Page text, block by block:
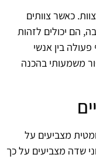
כאשר צוותים
הם יכולים לזהות
בין אנשי
משמעותי בהכנה
מצביעים על
שדה מצביעים על כך